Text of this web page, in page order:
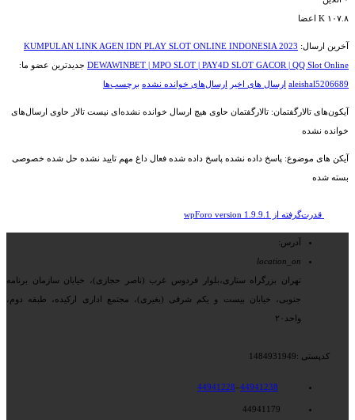
۱۰۷.۸ K
اعضا
آخرین ارسال: KUMPULAN LINK AGEN IDN PLAY SLOT ONLINE INDONESIA 2023
DEWAWINBET | MPO SLOT | PAY4D SLOT GACOR | QQ Slot Online جدیدترین عضو ما:
aleishal5206689 ارسال های اخیر ارسال‌های خوانده نشده برچسب‌ها
آیکون‌های تالارگفتمان: تالارگفتمان حاوی هیچ ارسال خوانده نشده‌ای نیست تالار حاوی ارسال‌های
خوانده نشده
آیکن های موضوع: پاسخ داده نشده پاسخ داده شده فعال داغ مهم تایید نشده حل شده خصوصی
بسته شده
قدرت‌گرفته از wpForo version 1.9.9.1
آدرس:
location_on
تهران بزرگراه ستاری،بلوار فردوس غرب (ناصر حجازی)، خیابان سازمان برنامه
جنوبی، خیابان بیست و یکم شرقی (بغیری)، مجتمع اداری ارکیده، طبقه دوم،
واحد۲۰
کدپستی :1484931949
44941238
–
44941228